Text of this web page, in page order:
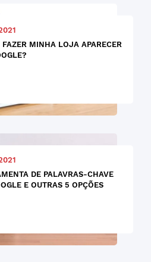
FAZER MINHA LOJA APARECER
DE PALAVRAS-CHAVE
E OUTRAS 5 OPÇÕES